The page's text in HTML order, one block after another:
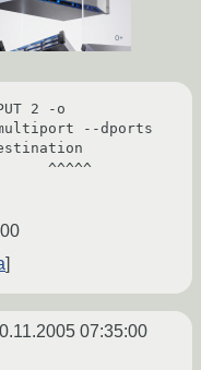
2 -o
--dports
                            ^^^^^
07:35:00